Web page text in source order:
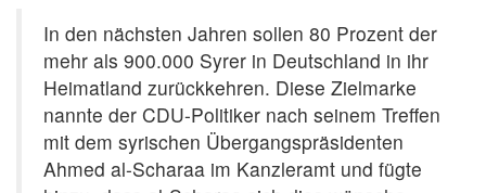
In den nächsten Jahren sollen 80 Prozent der
mehr als 900.000 Syrer in Deutschland in ihr
Heimatland zurückkehren. Diese Zielmarke
nannte der CDU-Politiker nach seinem Treffen
mit dem syrischen Übergangspräsidenten
Ahmed al-Scharaa im Kanzleramt und fügte